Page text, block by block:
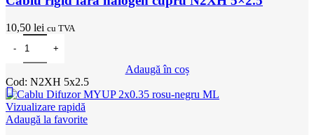
10,50 lei cu TVA
Cantitate Cablu rigid fara halogen cupru N2XH 5x2.5
Adaugă în coș
Cod: N2XH 5x2.5
Vizualizare rapidă
Adaugă la favorite